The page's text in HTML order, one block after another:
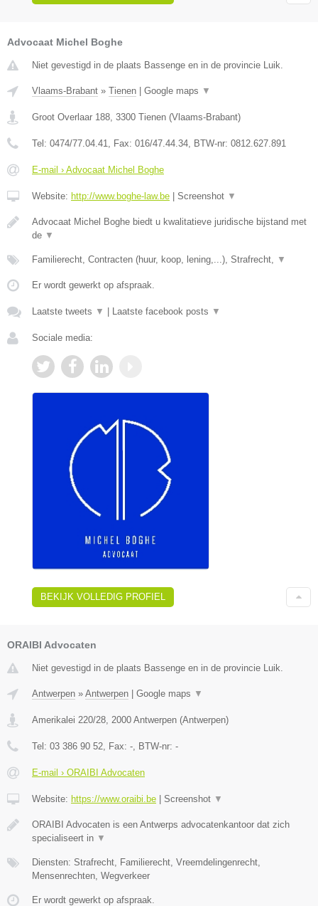
Advocaat Michel Boghe
Niet gevestigd in de plaats Bassenge en in de provincie Luik.
Vlaams-Brabant » Tienen | Google maps ▼
Groot Overlaar 188 3300 Tienen (Vlaams-Brabant)
Tel: 0474/77.04.41 , Fax: 016/47.44.34 , BTW-nr: ​0812.627.891
E-mail › Advocaat Michel Boghe
Website: http://www.boghe-law.be | Screenshot ▼
Advocaat Michel Boghe biedt u kwalitatieve juridische bijstand met
de ▼
Familierecht, Contracten (huur, koop, lening,...), Strafrecht, ▼
Er wordt gewerkt op afspraak.
Laatste tweets ▼ | Laatste facebook posts ▼
Sociale media:
BEKIJK VOLLEDIG PROFIEL
ORAIBI Advocaten
Niet gevestigd in de plaats Bassenge en in de provincie Luik.
Antwerpen » Antwerpen | Google maps ▼
Amerikalei 220/28 2000 Antwerpen (Antwerpen)
Tel: 03 386 90 52 , Fax: - , BTW-nr: -
E-mail › ORAIBI Advocaten
Website: https://www.oraibi.be | Screenshot ▼
ORAIBI Advocaten is een Antwerps advocatenkantoor dat zich
specialiseert in ▼
Diensten: Strafrecht, Familierecht, Vreemdelingenrecht,
Mensenrechten, Wegverkeer
Er wordt gewerkt op afspraak.